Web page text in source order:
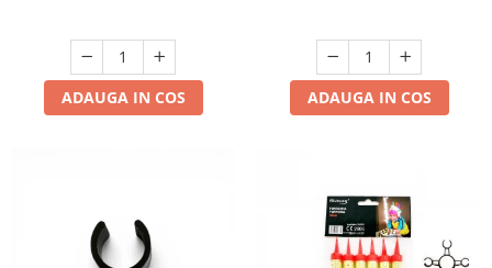
ADAUGA IN COS ADAUGA IN COS